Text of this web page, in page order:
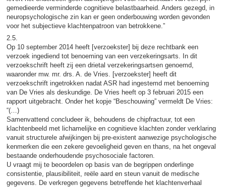
gemedieerde verminderde cognitieve belastbaarheid. Anders gezegd, in
neuropsychologische zin kan er geen onderbouwing worden gevonden
voor het subjectieve klachtenpatroon van betrokkene.”
2.5.
Op 10 september 2014 heeft [verzoekster] bij deze rechtbank een
verzoek ingediend tot benoeming van een verzekeringsarts. In dit
verzoekschrift heeft zij een drietal verzekeringsartsen genoemd,
waaronder mw. mr. drs. A. de Vries. [verzoekster] heeft dit
verzoekschrift ingetrokken nadat ASR had ingestemd met benoeming
van De Vries als deskundige. De Vries heeft op 3 februari 2015 een
rapport uitgebracht. Onder het kopje “Beschouwing” vermeldt De Vries:
“(…)
Samenvattend concludeer ik, behoudens de chipfractuur, tot een
klachtenbeeld met lichamelijke en cognitieve klachten zonder verklaring
vanuit structurele afwijkingen bij pre-existent aanwezige psychologische
kenmerken die een zekere gevoeligheid geven en thans, na het ongeval
bestaande onderhoudende psychosociale factoren.
U vraagt mij te beoordelen op basis van de begrippen onderlinge
consistentie, plausibiliteit, reële aard en steun vanuit de medische
gegevens. De verkregen gegevens betreffende het klachtenverhaal